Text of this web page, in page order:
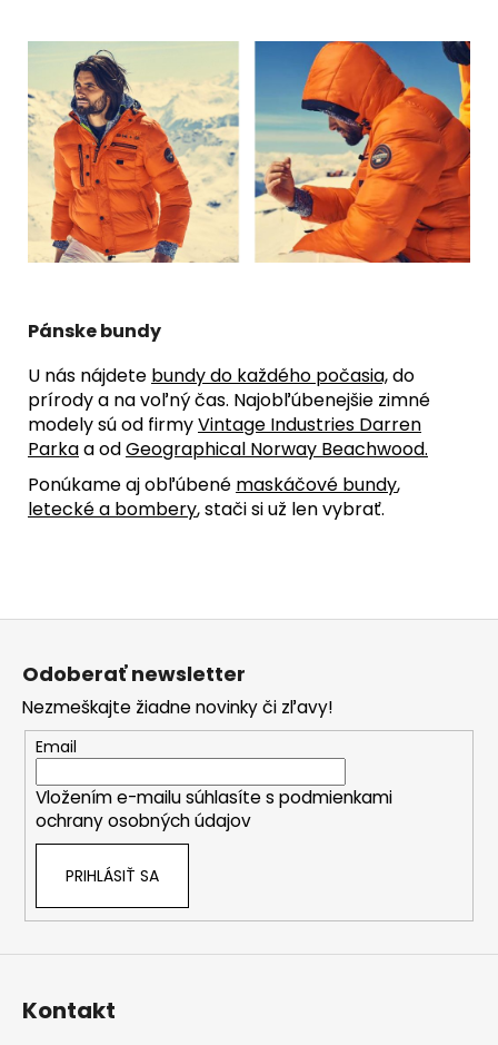
Pánske bundy
U nás nájdete bundy do každého počasia,do
prírody a na voľný čas. Najobľúbenejšie zimné
modely sú od firmyVintage Industries Darren
Parkaa odGeographical Norway Beachwood.
Ponúkame aj obľúbené maskáčové bundy,
letecké a bombery, stači si už len vybrať.
Odoberať newsletter
Nezmeškajte žiadne novinky či zľavy!
Email
Vložením e-mailu súhlasíte s podmienkami
ochrany osobných údajov
PRIHLÁSIŤ SA
Kontakt